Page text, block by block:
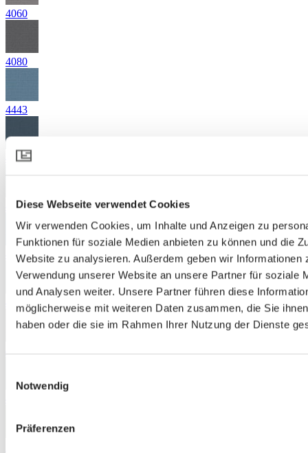
Diese Webseite verwendet Cookies
Wir verwenden Cookies, um Inhalte und Anzeigen zu
Funktionen für soziale Medien anbieten zu können und die
Website zu analysieren. Außerdem geben wir Informationen
Verwendung unserer Website an unsere Partner für soziale
und Analysen weiter. Unsere Partner führen diese
möglicherweise mit weiteren Daten zusammen, die Sie
haben oder die sie im Rahmen Ihrer Nutzung der Dienste
Notwendig
Präferenzen
4060
4080
4443
4463
4532
4545
4632